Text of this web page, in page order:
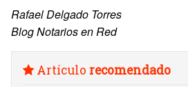
Rafael Delgado Torres
Blog Notarios en Red
Artículo recomendado